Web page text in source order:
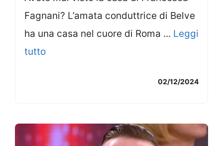
Fagnani? L’amata conduttrice di Belve
ha una casa nel cuore di Roma ... Leggi
tutto
02/12/2024